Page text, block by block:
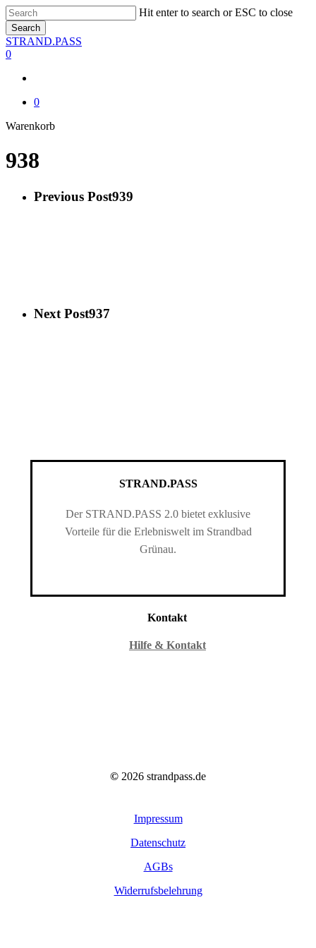
Skip
to
main
content
Hit enter to search or ESC to close
Search
Close
Search
STRAND.PASS
0
0
WarenkorbClose
938
Previous Post939
Next Post937
STRAND.PASS
Der STRAND.PASS 2.0 bietet exklusive
Vorteile für die Erlebniswelt im Strandbad
Grünau.
Kontakt
Hilfe & Kontakt
© 2026 strandpass.de
Impressum
Datenschutz
AGBs
Widerrufsbelehrung